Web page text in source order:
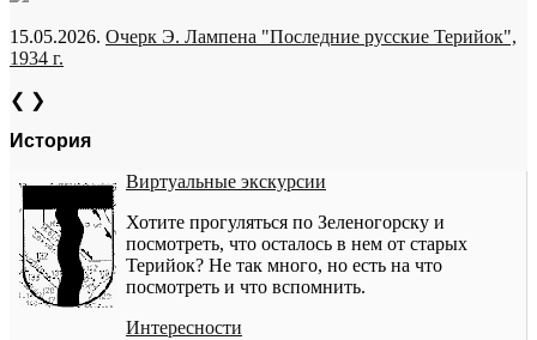
15.05.2026. Очерк Э. Лампена "Последние русские Терийок",
1934 г.
❮ ❯
История
Виртуальные экскурсии
Хотите прогуляться по Зеленогорску и
посмотреть, что осталось в нем от старых
Терийок? Не так много, но есть на что
посмотреть и что вспомнить.
Интересности